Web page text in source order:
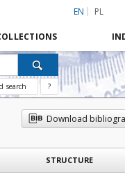
EN PL
search ?
Download
STRUCTURE